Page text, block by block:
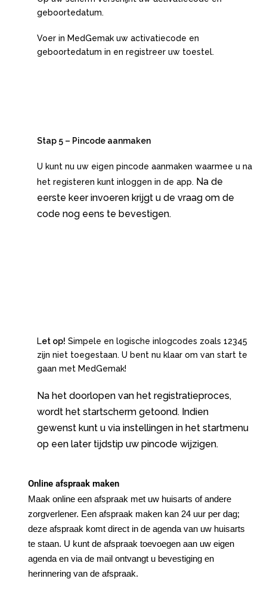
geboortedatum.
Voer in MedGemak uw activatiecode en
geboortedatum in en registreer uw toestel.
Stap 5 – Pincode aanmaken
U kunt nu uw eigen pincode aanmaken waarmee u na
het registeren kunt inloggen in de app. Na de
eerste keer invoeren krijgt u de vraag om de
code nog eens te bevestigen.
Let op! Simpele en logische inlogcodes zoals 12345
zijn niet toegestaan. U bent nu klaar om van start te
gaan met MedGemak!
Na het doorlopen van het registratieproces,
wordt het startscherm getoond. Indien
gewenstkunt u via instellingen in het startmenu
op een later tijdstip uw pincode wijzigen.
Online afspraak maken
Maak online een afspraak met uw huisarts of andere
zorgverlener. Een afspraak maken kan 24 uur per dag;
deze afspraak komt direct in de agenda van uw huisarts
te staan. U kunt de afspraak toevoegen aan uw eigen
agenda en via de mail ontvangt u bevestiging en
herinnering van de afspraak.